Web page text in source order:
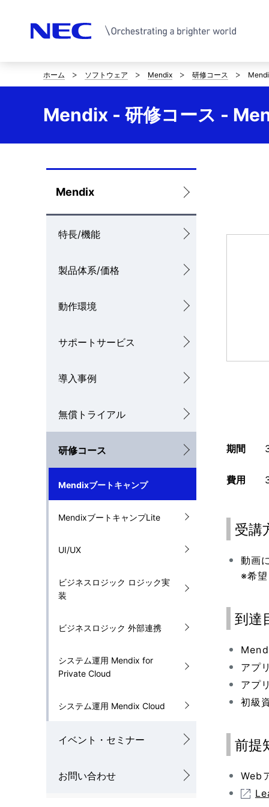
サ
イ
の
現
在
ホーム ソフトウェア Mendix 研修コース
Mendix - 研修コース -
ロ
ー
カ
ル
ビ
シ
Mendix
特長/機能
製品体系/価格
動作環境
サポートサービス
導入事例
無償トライアル
研修コース
Mendixブートキャンプ
MendixブートキャンプLite
UI/UX
ビジネスロジック ロジック実
装
ビジネスロジック 外部連携
システム運用 Mendix for
Private Cloud
システム運用 Mendix Cloud
イベント・セミナー
お問い合わせ
期間 3
費用 31
受講
動画
※希
到達
アプ
アプ
初級
前提
Web